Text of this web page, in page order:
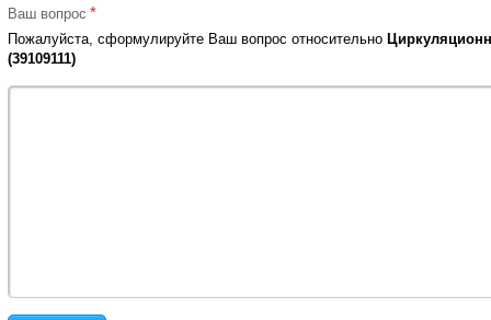
Ваш вопрос *
Пожалуйста, сформулируйте Ваш вопрос относительно
(39109111)